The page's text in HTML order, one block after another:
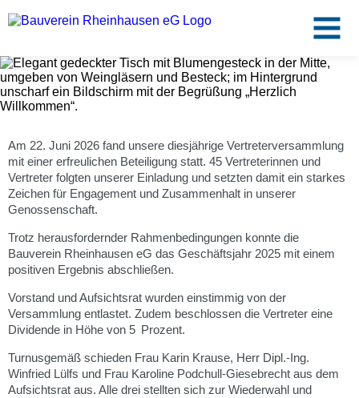
Zum
Hauptinhalt
springen
Service
Mietangebote
Unternehmen
Jobs
Kontakt
Reparaturmeldung:
02065 9926-32
Am 22. Juni 2026 fand unsere diesjährige Vertreterversammlung
mit einer erfreulichen Beteiligung statt. 45 Vertreterinnen und
Vertreter folgten unserer Einladung und setzten damit ein starkes
Zeichen für Engagement und Zusammenhalt in unserer
Genossenschaft.
Trotz herausfordernder Rahmenbedingungen konnte die
Bauverein Rheinhausen eG das Geschäftsjahr 2025 mit einem
positiven Ergebnis abschließen.
Vorstand und Aufsichtsrat wurden einstimmig von der
Versammlung entlastet. Zudem beschlossen die Vertreter eine
Dividende in Höhe von 5 Prozent.
Turnusgemäß schieden Frau Karin Krause, Herr Dipl.-Ing.
Winfried Lülfs und Frau Karoline Podchull-Giesebrecht aus dem
Aufsichtsrat aus. Alle drei stellten sich zur Wiederwahl und